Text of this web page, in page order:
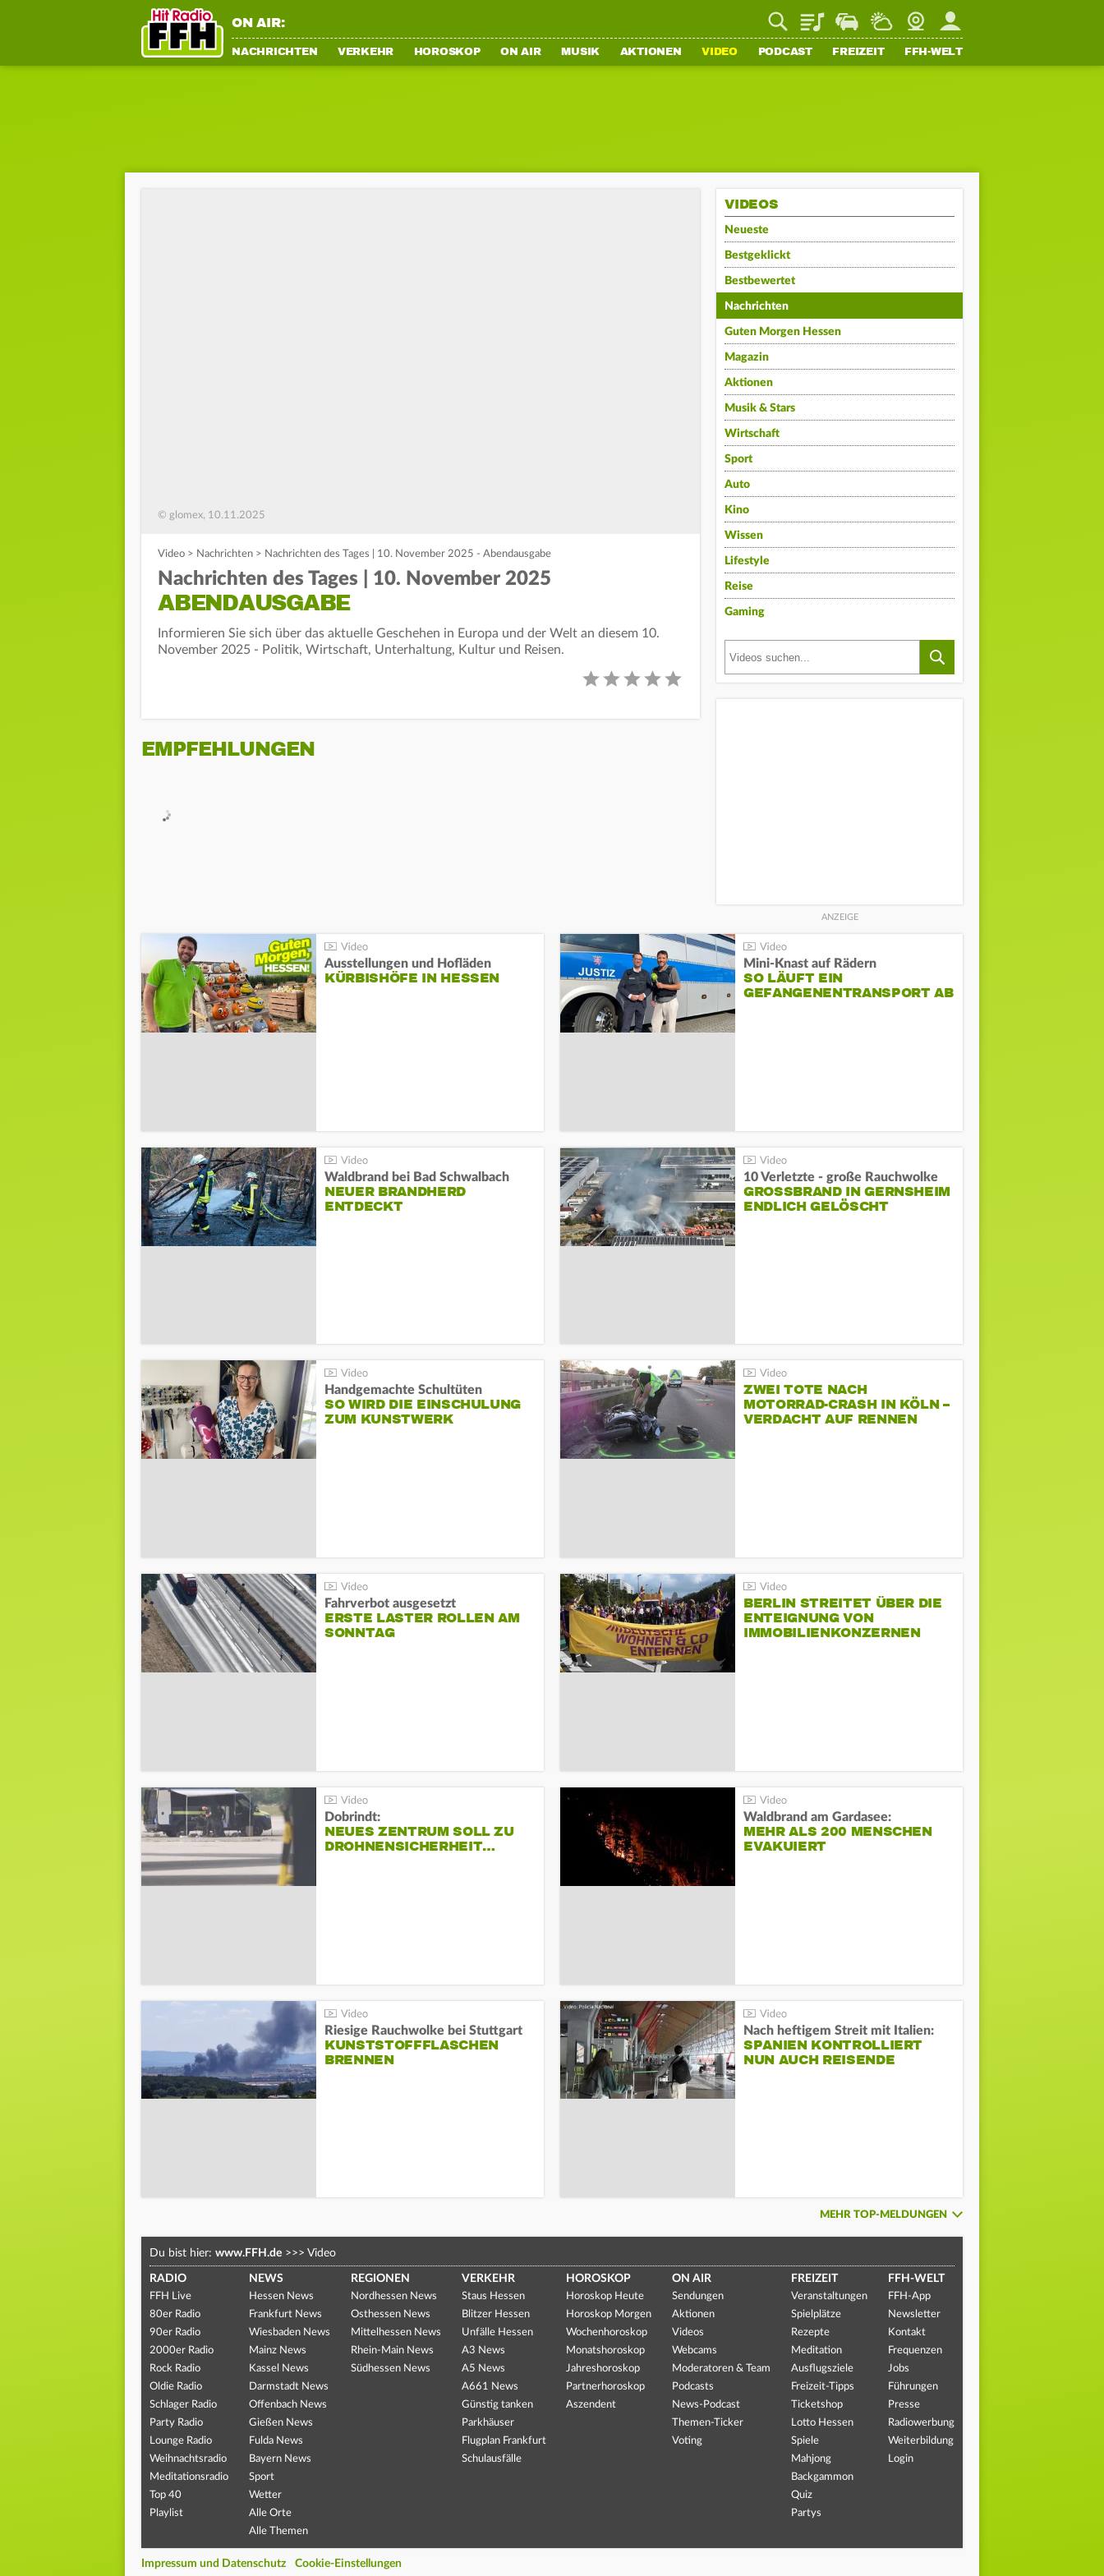
ON AIR: PlaylistStaupilotWetterWebcamMein FFH
NACHRICHTEN VERKEHR HOROSKOP ON AIR MUSIK AKTIONEN VIDEO PODCAST FREIZEIT FFH-WELT
© glomex, 10.11.2025
Video > Nachrichten > Nachrichten des Tages | 10. November 2025 - Abendausgabe
Nachrichten des Tages | 10. November 2025
ABENDAUSGABE
Informieren Sie sich über das aktuelle Geschehen in Europa und der Welt an diesem 10.
November 2025 - Politik, Wirtschaft, Unterhaltung, Kultur und Reisen.
EMPFEHLUNGEN
VIDEOS
Neueste
Bestgeklickt
Bestbewertet
Nachrichten
Guten Morgen Hessen
Magazin
Aktionen
Musik & Stars
Wirtschaft
Sport
Auto
Kino
Wissen
Lifestyle
Reise
Gaming
Ausstellungen und Hofläden
KÜRBISHÖFE IN HESSEN
Mini-Knast auf Rädern
SO LÄUFT EIN
GEFANGENENTRANSPORT AB
Waldbrand bei Bad Schwalbach
NEUER BRANDHERD
ENTDECKT
10 Verletzte - große Rauchwolke
GROSSBRAND IN GERNSHEIM E
NDLICH GELÖSCHT
Handgemachte Schultüten
SO WIRD DIE EINSCHULUNG
ZUM KUNSTWERK
ZWEI TOTE NACH
MOTORRAD-CRASH IN KÖLN –
VERDACHT AUF RENNEN
Fahrverbot ausgesetzt
ERSTE LASTER ROLLEN AM
SONNTAG
BERLIN STREITET ÜBER DIE
ENTEIGNUNG VON
IMMOBILIENKONZERNEN
Dobrindt:
NEUES ZENTRUM SOLL ZU
DROHNENSICHERHEIT…
Waldbrand am Gardasee:
MEHR ALS 200 MENSCHEN
EVAKUIERT
Riesige Rauchwolke bei Stuttgart
KUNSTSTOFFFLASCHEN
BRENNEN
Nach heftigem Streit mit Italien:
SPANIEN KONTROLLIERT
NUN AUCH REISENDE
MEHR TOP-MELDUNGEN
Du bist hier: www.FFH.de >>> Video
RADIO
FFH Live
80er Radio
90er Radio
2000er Radio
Rock Radio
Oldie Radio
Schlager Radio
Party Radio
Lounge Radio
Weihnachtsradio
Meditationsradio
Top 40
Playlist
NEWS
Hessen News
Frankfurt News
Wiesbaden News
Mainz News
Kassel News
Darmstadt News
Offenbach News
Gießen News
Fulda News
Bayern News
Sport
Wetter
Alle Orte
Alle Themen
REGIONEN
Nordhessen News
Osthessen News
Mittelhessen News
Rhein-Main News
Südhessen News
VERKEHR
Staus Hessen
Blitzer Hessen
Unfälle Hessen
A3 News
A5 News
A661 News
Günstig tanken
Parkhäuser
Flugplan Frankfurt
Schulausfälle
HOROSKOP
Horoskop Heute
Horoskop Morgen
Wochenhoroskop
Monatshoroskop
Jahreshoroskop
Partnerhoroskop
Aszendent
ON AIR
Sendungen
Aktionen
Videos
Webcams
Moderatoren & Team
Podcasts
News-Podcast
Themen-Ticker
Voting
FREIZEIT
Veranstaltungen
Spielplätze
Rezepte
Meditation
Ausflugsziele
Freizeit-Tipps
Ticketshop
Lotto Hessen
Spiele
Mahjong
Backgammon
Quiz
Partys
FFH-WELT
FFH-App
Newsletter
Kontakt
Frequenzen
Jobs
Führungen
Presse
Radiowerbung
Weiterbildung
Login
Impressum und Datenschutz Cookie-Einstellungen